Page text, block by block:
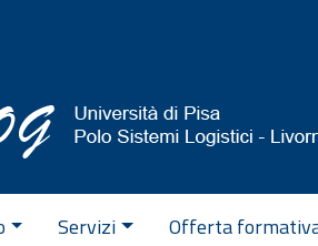
Servizi Offerta